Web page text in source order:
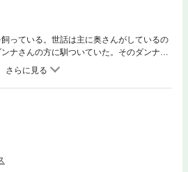
っている。世話は主に奥さんがしているの
ナさんの方に馴ついていた。そのダンナさ
、ポチの具合が悪くなる。奥さんは夫から
く。というのも、ケチで普段はポチのこと
が、そんなにもポチのことを思っていたな